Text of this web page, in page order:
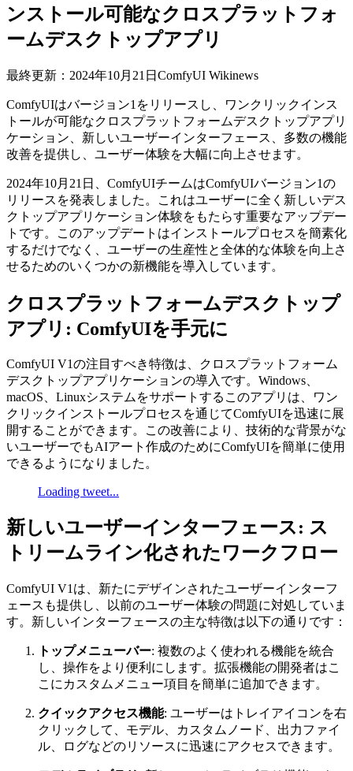
ンストール可能なクロスプラットフォ
ームデスクトップアプリ
最終更新：2024年10月21日 ComfyUI Wikinews
ComfyUIはバージョン1をリリースし、ワンクリックインス
トールが可能なクロスプラットフォームデスクトップアプリ
ケーション、新しいユーザーインターフェース、多数の機能
改善を提供し、ユーザー体験を大幅に向上させます。
2024年10月21日、ComfyUIチームはComfyUIバージョン1の
リリースを発表しました。これはユーザーに全く新しいデス
クトップアプリケーション体験をもたらす重要なアップデー
トです。このアップデートはインストールプロセスを簡素化
するだけでなく、ユーザーの生産性と全体的な体験を向上さ
せるためのいくつかの新機能を導入しています。
クロスプラットフォームデスクトップ
アプリ: ComfyUIを手元に
ComfyUI V1の注目すべき特徴は、クロスプラットフォーム
デスクトップアプリケーションの導入です。Windows、
macOS、Linuxシステムをサポートするこのアプリは、ワン
クリックインストールプロセスを通じてComfyUIを迅速に展
開することができます。この改善により、技術的な背景がな
いユーザーでもAIアート作成のためにComfyUIを簡単に使用
できるようになりました。
Loading tweet...
新しいユーザーインターフェース: ス
トリームライン化されたワークフロー
ComfyUI V1は、新たにデザインされたユーザーインターフ
ェースも提供し、以前のユーザー体験の問題に対処していま
す。新しいインターフェースの主な特徴は以下の通りです：
トップメニューバー: 複数のよく使われる機能を統合
し、操作をより便利にします。拡張機能の開発者はこ
こにカスタムメニュー項目を簡単に追加できます。
クイックアクセス機能: ユーザーはトレイアイコンを右
クリックして、モデル、カスタムノード、出力ファイ
ル、ログなどのリソースに迅速にアクセスできます。